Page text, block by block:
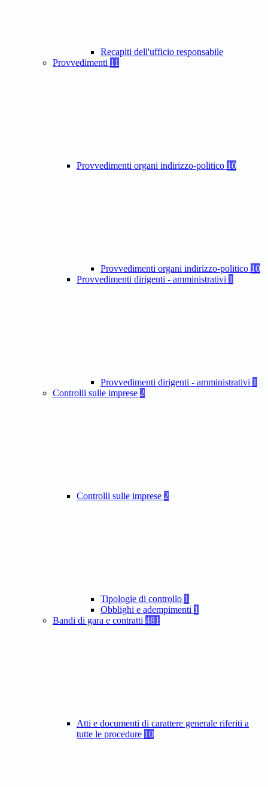
Recapiti dell'ufficio responsabile
Provvedimenti 11
Provvedimenti organi indirizzo-politico 10
Provvedimenti organi indirizzo-politico 10
Provvedimenti dirigenti - amministrativi 1
Provvedimenti dirigenti - amministrativi 1
Controlli sulle imprese 2
Controlli sulle imprese 2
Tipologie di controllo 1
Obblighi e adempimenti 1
Bandi di gara e contratti 481
Atti e documenti di carattere generale riferiti a
tutte le procedure 10